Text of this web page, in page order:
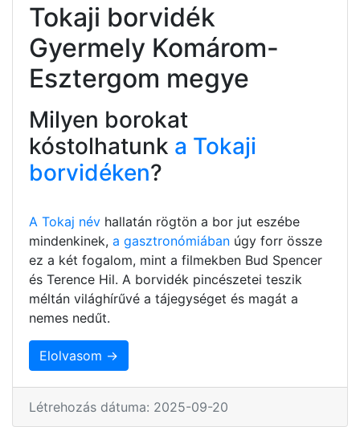
Tokaji borvidék
Gyermely Komárom-
Esztergom megye
Milyen borokat
kóstolhatunk a Tokaji
borvidéken?
A Tokaj név hallatán rögtön a bor jut eszébe
mindenkinek, a gasztronómiában úgy forr össze
ez a két fogalom, mint a filmekben Bud Spencer
és Terence Hil. A borvidék pincészetei teszik
méltán világhírűvé a tájegységet és magát a
nemes nedűt.
Elolvasom →
Létrehozás dátuma: 2025-09-20